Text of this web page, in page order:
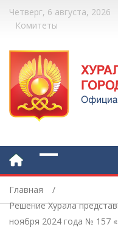
Четверг, 6 августа, 2026
Комитеты
Главная
Решение Хурала
ноября 2024 года № 157